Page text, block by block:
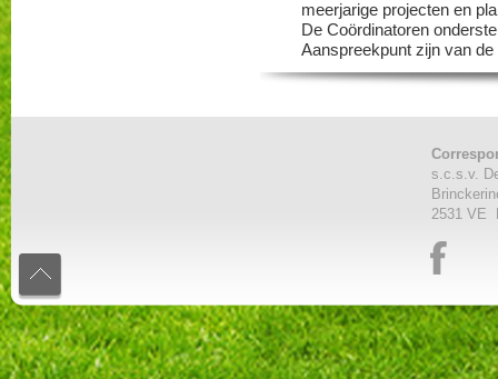
meerjarige projecten en
De Coördinatoren
Aanspreekpunt zijn van de
s.c.s.v.
2531 VE